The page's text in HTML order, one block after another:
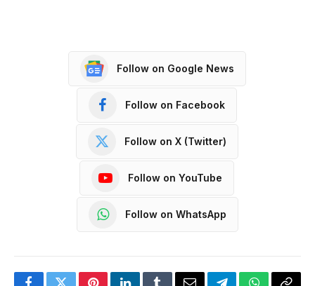
Follow on Google News
Follow on Facebook
Follow on X (Twitter)
Follow on YouTube
Follow on WhatsApp